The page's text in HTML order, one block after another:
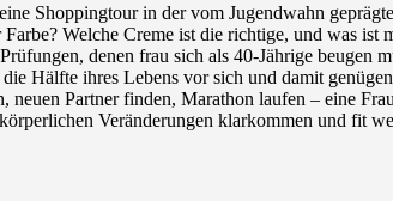
Shoppingtour in der vom Jugendwahn
Welche Creme ist die richtige, und was ist
denen frau sich als 40-Jährige beugen
Hälfte ihres Lebens vor sich und damit
neuen Partner finden, Marathon laufen – eine
Veränderungen klarkommen und fit